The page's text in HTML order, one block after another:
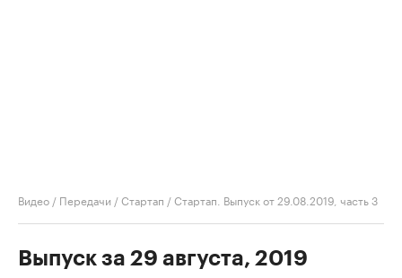
Видео / Передачи /Стартап /Стартап. Выпуск от 29.08.2019, часть 3
Выпуск за 29 августа, 2019